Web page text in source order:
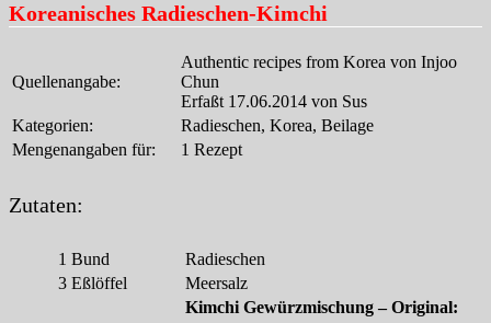
Koreanisches Radieschen-Kimchi
Quellenangabe:
Authentic recipes from Korea von Injoo
Chun
Erfaßt 17.06.2014 von Sus
Kategorien:
Radieschen, Korea, Beilage
Mengenangaben für:
1 Rezept
Zutaten:
1 Bund
Radieschen
3 Eßlöffel
Meersalz
Kimchi Gewürzmischung – Original: